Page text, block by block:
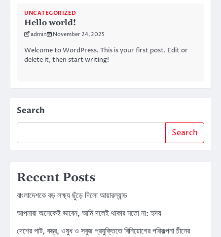
UNCATEGORIZED
Hello world!
admin November 24, 2025
Welcome to WordPress. This is your first post. Edit or
delete it, then start writing!
Search
Search
Recent Posts
বাংলাদেশকে বড় লক্ষ্য ছুঁড়ে দিলো আয়ারল্যান্ড
আপনারা অনেকেই ভাবেন, আমি দলেই থাকার মতো না: হৃদয়
দেশের পাট, বস্ত্র, ওষুধ ও সবুজ প্রযুক্তিতে বিনিয়োগের পরিকল্পনা চীনের